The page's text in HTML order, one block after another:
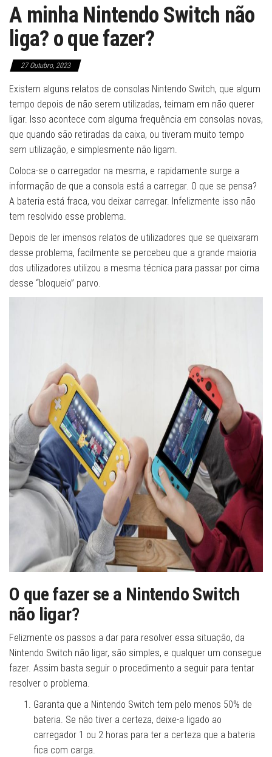
A minha Nintendo Switch não
liga? o que fazer?
27 Outubro, 2023
Existem alguns relatos de consolas Nintendo Switch, que algum
tempo depois de não serem utilizadas, teimam em não querer
ligar. Isso acontece com alguma frequência em consolas novas,
que quando são retiradas da caixa, ou tiveram muito tempo
sem utilização, e simplesmente não ligam.
Coloca-se o carregador na mesma, e rapidamente surge a
informação de que a consola está a carregar. O que se pensa?
A bateria está fraca, vou deixar carregar. Infelizmente isso não
tem resolvido esse problema.
Depois de ler imensos relatos de utilizadores que se queixaram
desse problema, facilmente se percebeu que a grande maioria
dos utilizadores utilizou a mesma técnica para passar por cima
desse “bloqueio” parvo.
O que fazer se a Nintendo Switch
não ligar?
Felizmente os passos a dar para resolver essa situação, da
Nintendo Switch não ligar, são simples, e qualquer um consegue
fazer. Assim basta seguir o procedimento a seguir para tentar
resolver o problema.
Garanta que a Nintendo Switch tem pelo menos 50% de
bateria. Se não tiver a certeza, deixe-a ligado ao
carregador 1 ou 2 horas para ter a certeza que a bateria
fica com carga.